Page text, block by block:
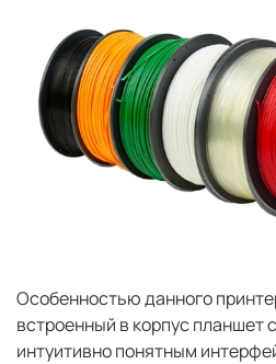
Особенностью данного
встроенный в корпус планшет
интуитивно понятным